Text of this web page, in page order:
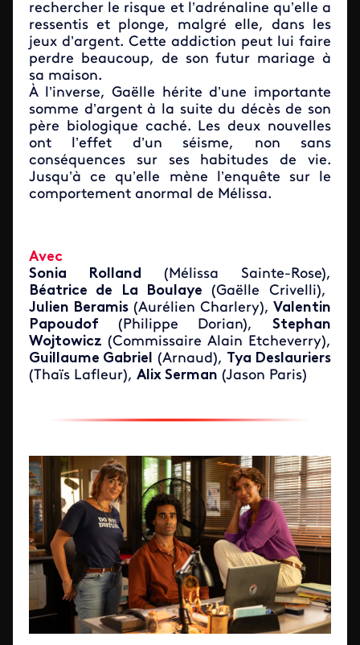
rechercher le risque et l’adrénaline qu’elle a
ressentis et plonge, malgré elle, dans les
jeux d’argent. Cette addiction peut lui faire
perdre beaucoup, de son futur mariage à
sa maison.
À l’inverse, Gaëlle hérite d’une importante
somme d’argent à la suite du décès de son
père biologique caché. Les deux nouvelles
ont l’effet d’un séisme, non sans
conséquences sur ses habitudes de vie.
Jusqu’à ce qu’elle mène l’enquête sur le
comportement anormal de Mélissa.
Avec
Sonia Rolland (Mélissa Sainte-Rose),
Béatrice de La Boulaye (Gaëlle Crivelli),
Julien Beramis (Aurélien Charlery), Valentin
Papoudof (Philippe Dorian),Stephan
Wojtowicz (Commissaire Alain Etcheverry),
Guillaume Gabriel (Arnaud), Tya Deslauriers
(Thaïs Lafleur), Alix Serman (Jason Paris)